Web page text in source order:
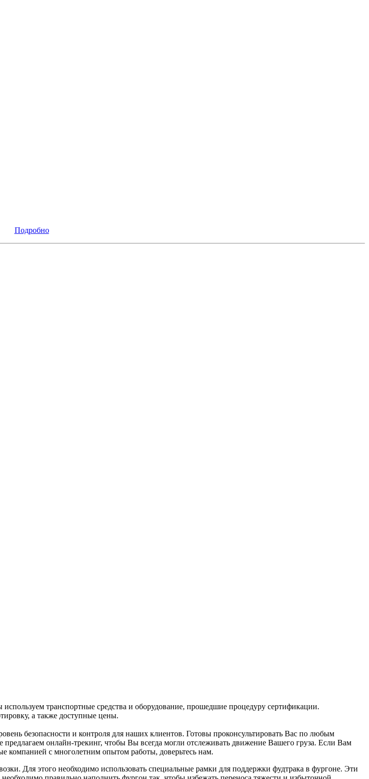
Подробно
транспортные средства и оборудование, прошедшие процедуру сертификации.
а также доступные цены.
безопасности и контроля для наших клиентов. Готовы проконсультировать Вас по любым
онлайн-трекинг, чтобы Вы всегда могли отслеживать движение Вашего груза. Если Вам
компанией с многолетним опытом работы, доверьтесь нам.
Для этого необходимо использовать специальные рамки для поддержки фудтрака в фургоне. Эти